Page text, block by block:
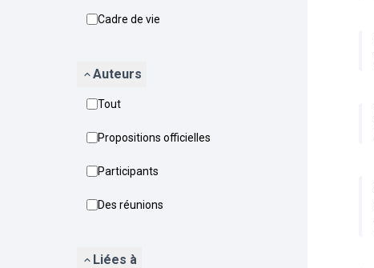
Cadre de vie
Auteurs
Tout
Propositions officielles
Participants
Des réunions
Liées à